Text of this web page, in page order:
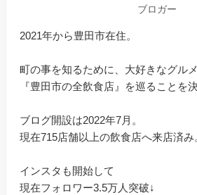
ブロガー
2021年から豊田市在住。
町の事を知るために、大好きなグル
『豊田市の全飲食店』を巡ることを
ブログ開設は2022年7月。
現在715店舗以上の飲食店へ来店済み
インスタも開始して
現在フォロワー3.5万人突破↓